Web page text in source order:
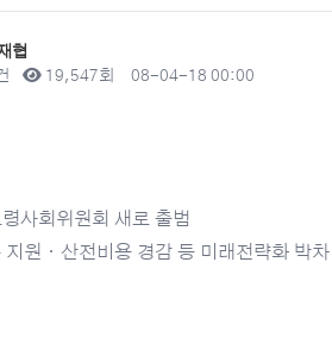
자협
조회19,547회 작성일
08-04-18 00:00
사회위원회 새로 출범
지원ㆍ산전비용 경감 등 미래전략화 박차